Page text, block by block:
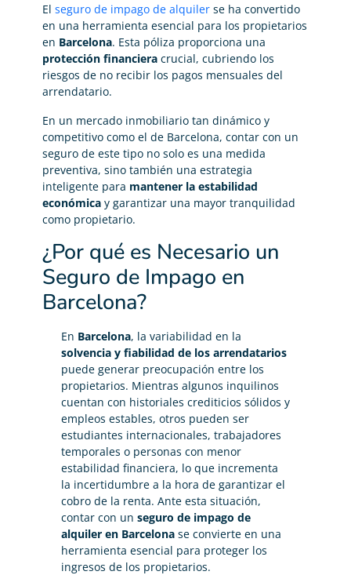
El seguro de impago de alquiler se ha convertido
en una herramienta esencial para los propietarios
en Barcelona. Esta póliza proporciona una
protección financiera crucial, cubriendo los
riesgos de no recibir los pagos mensuales del
arrendatario.
En un mercado inmobiliario tan dinámico y
competitivo como el de Barcelona, contar con un
seguro de este tipo no solo es una medida
preventiva, sino también una estrategia
inteligente para mantener la estabilidad
económica y garantizar una mayor tranquilidad
como propietario.
¿Por qué es Necesario un
Seguro de Impago en
Barcelona?
En Barcelona, la variabilidad en la
solvencia y fiabilidad de los arrendatarios
puede generar preocupación entre los
propietarios. Mientras algunos inquilinos
cuentan con historiales crediticios sólidos y
empleos estables, otros pueden ser
estudiantes internacionales, trabajadores
temporales o personas con menor
estabilidad financiera, lo que incrementa
la incertidumbre a la hora de garantizar el
cobro de la renta. Ante esta situación,
contar con un seguro de impago de
alquiler en Barcelona se convierte en una
herramienta esencial para proteger los
ingresos de los propietarios.